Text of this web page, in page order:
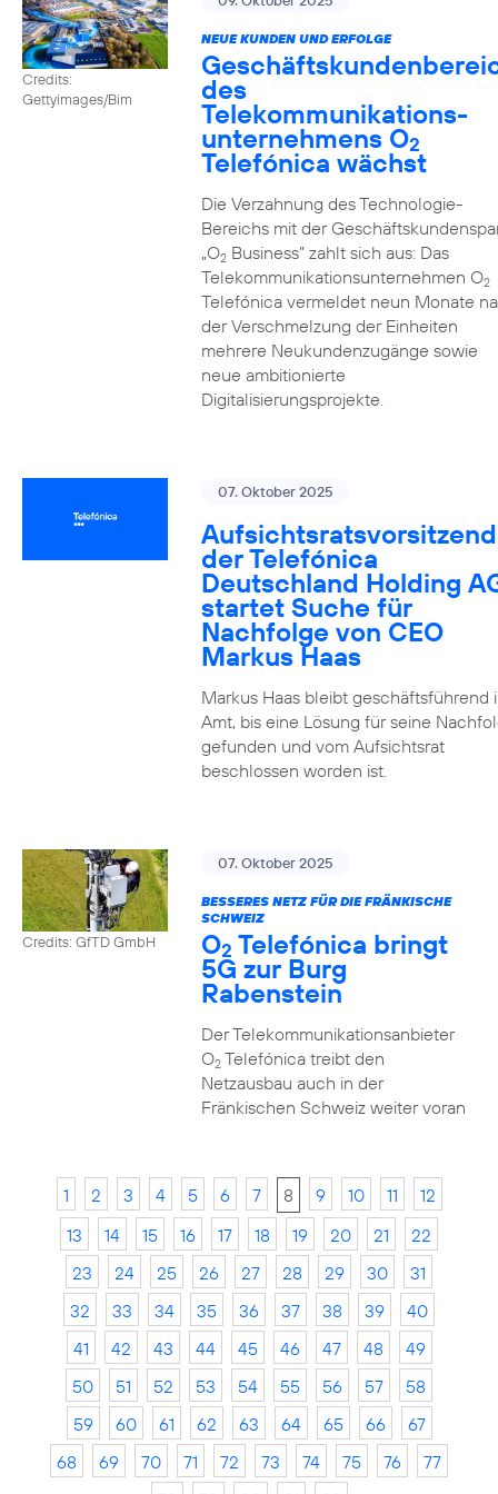
Credits:
Gettyimages/Bim
NEUE KUNDEN UND ERFOLGE
des
Telekommunikations­
unternehmens O2
Telefónica wächst
Die Verzahnung des Technologie-
Bereichs mit der
„O2Business” zahlt sich aus: Das
Telekommunikationsunternehmen O2
Telefónica vermeldet neun Monate
der Verschmelzung der Einheiten
mehrere Neukundenzugänge sowie
neue ambitionierte
Digitalisierungsprojekte.
07. Oktober 2025
der Telefónica
Deutschland Holding
startet Suche für
Nachfolge von CEO
Markus Haas
Markus Haas bleibt geschäftsführend
Amt, bis eine Lösung für seine
gefunden und vom Aufsichtsrat
beschlossen worden ist.
Credits: GfTD GmbH
07. Oktober 2025
BESSERES NETZ FÜR DIE FRÄNKISCHE
SCHWEIZ
O2 Telefónica bringt
5G zur Burg
Rabenstein
Der Telekommunikationsanbieter
O2Telefónica treibt den
Netzausbau auch in der
Fränkischen Schweiz weiter voran
1 2 3 4 5 6 7 8 9 10 11
12
13
14 15 16 17 18 19 20 21
22
23
24 25 26 27 28 29 30
31
32
33 34 35 36 37 38 39
40
41
42 43 44 45 46 47 48
49
50
51 52 53 54 55 56 57
58
59
60 61 62 63 64 65 66
67
68
69 70 71 72 73 74 75 76
77